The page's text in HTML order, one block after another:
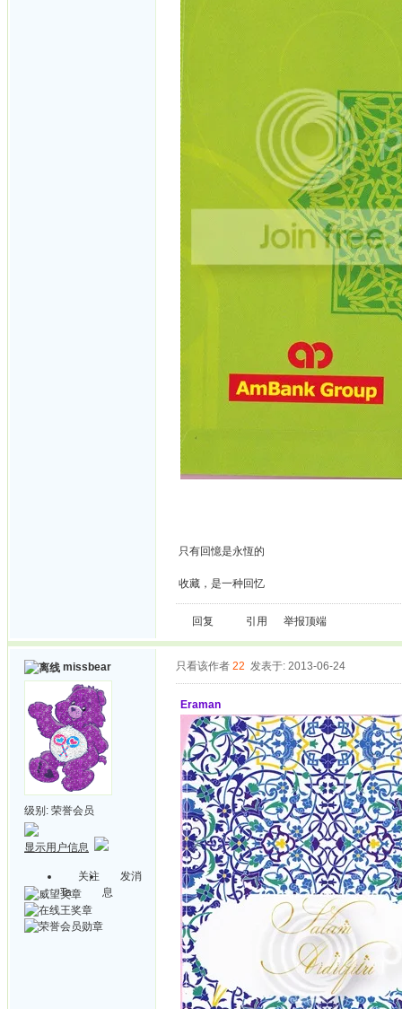
只有回憶是永恆的
收藏，是一种回忆
回复 引用 举报顶端
missbear
级别: 荣誉会员
显示用户信息
关注
Ta
发消
息
只看该作者 22 发表于: 2013-06-24
Eraman